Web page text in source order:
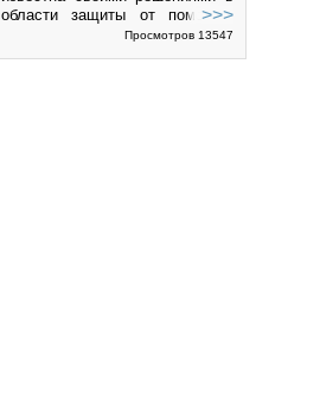
области защиты от помех и
электростатики. Новые
>>>
Просмотров 13547